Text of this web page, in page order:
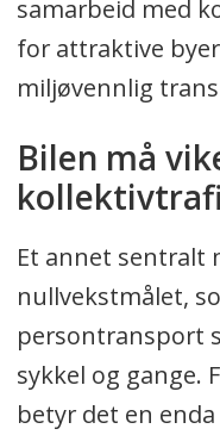
samarbeid med
for attraktive
miljøvennlig
Bilen må
Et annet sentralt
nullvekstmålet,
persontransport
sykkel og gange.
betyr det en